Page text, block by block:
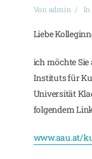
Von admin In
Liebe
ich möchte Sie
Instituts für
Universität
folgendem
www.aau.at/